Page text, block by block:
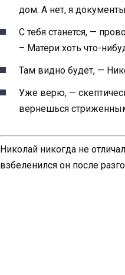
дом. А нет, я
С тебя станется, —
– Матери хоть что-
Там видно будет, —
Уже верю, —
вернешься
Николай никогда не
взбеленился он после